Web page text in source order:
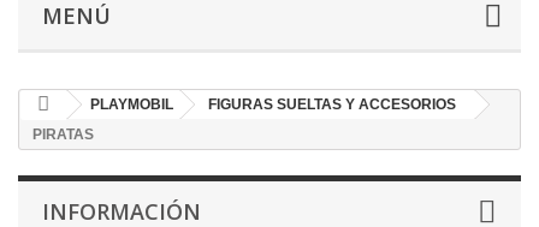
MENÚ
PLAYMOBIL
FIGURAS SUELTAS Y ACCESORIOS
PIRATAS
INFORMACIÓN